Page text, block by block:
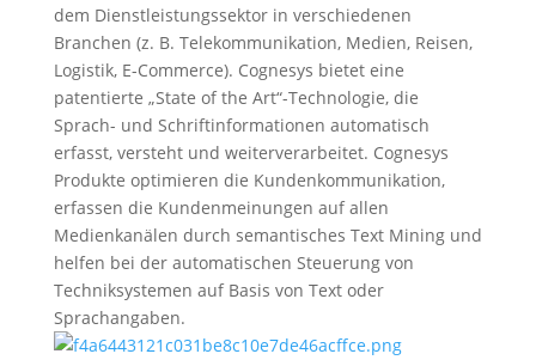
dem Dienstleistungssektor in verschiedenen
Branchen (z. B. Telekommunikation, Medien, Reisen,
Logistik, E-Commerce). Cognesys bietet eine
patentierte „State of the Art“-Technologie, die
Sprach- und Schriftinformationen automatisch
erfasst, versteht und weiterverarbeitet. Cognesys
Produkte optimieren die Kundenkommunikation,
erfassen die Kundenmeinungen auf allen
Medienkanälen durch semantisches Text Mining und
helfen bei der automatischen Steuerung von
Techniksystemen auf Basis von Text oder
Sprachangaben.